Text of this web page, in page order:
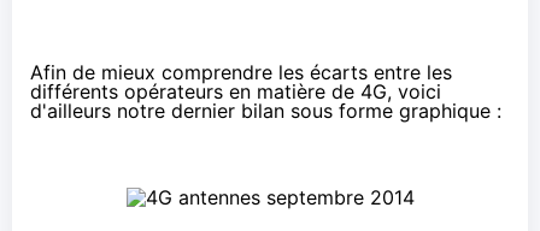
Afin de mieux comprendre les écarts entre les
différents opérateurs en matière de 4G, voici
d'ailleurs notre dernier bilan sous forme graphique :